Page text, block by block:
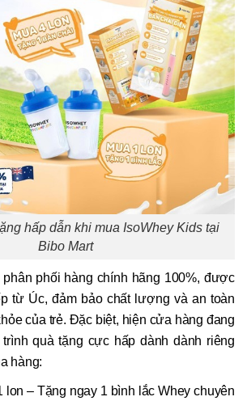
hấp dẫn khi mua IsoWhey Kids tại
Bibo Mart
phân phối hàng chính hãng 100%, được
từ Úc, đảm bảo chất lượng và an toàn
của trẻ. Đặc biệt, hiện cửa hàng đang
quà tặng cực hấp dành dành riêng
hàng:
lon – Tặng ngay 1 bình lắc Whey chuyên